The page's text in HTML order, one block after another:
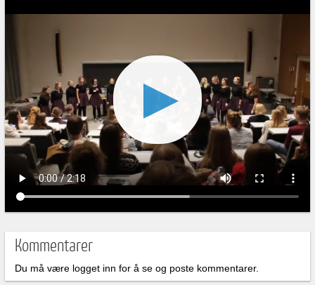
Kommentarer
Du må være logget inn for å se og poste kommentarer.